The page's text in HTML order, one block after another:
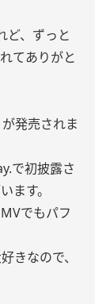
ど、ずっと
てありがと
発売されま
で初披露さ
ます。
でもパフ
きなので、